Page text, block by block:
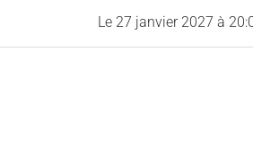
Le 27 janvier 2027 à